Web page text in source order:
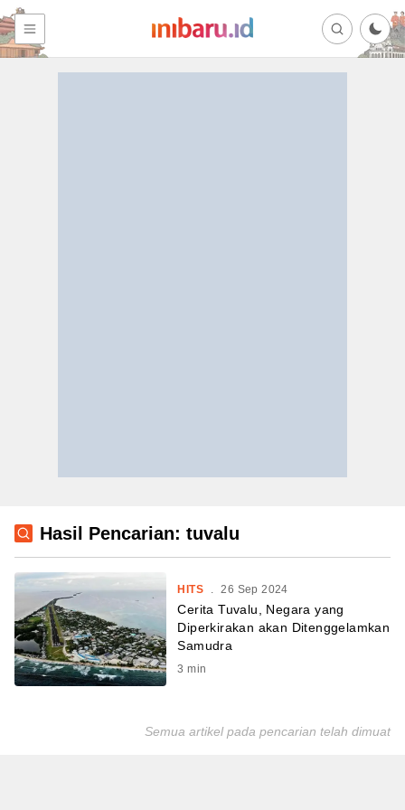
Hasil Pencarian: tuvalu
HITS . 26 Sep 2024
Cerita Tuvalu, Negara yang
Diperkirakan akan Ditenggelamkan
Samudra
3 min
Semua artikel pada pencarian telah dimuat